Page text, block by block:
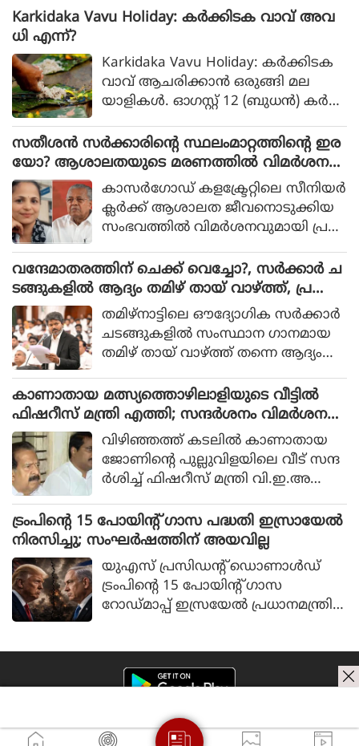
Karkidaka Vavu Holiday: കർക്കിടക വാവ് അവ
ധി എന്ന്?
Karkidaka Vavu Holiday: കർക്കിടക
വാവ് ആചരിക്കാൻ ഒരുങ്ങി മല
യാളികൾ. ഓഗസ്റ്റ് 12 (ബുധൻ) കർ
ക്കടകം 27 നാണ് കർക്കടക വാവ്.
അന്ന് സംസ്ഥാനത്ത് പൊതു അവ
ധിയാണ്. കർക്കടക മാസം അവ
സാനിക്കുക ഓഗസ്റ്റ് 16 ഞായറാഴ്ച
യാണ്. ഓഗസ്റ്റ് 17 നാണ് ചിങ്ങം ഒന്ന്
വരുന്നത്.
സതീശൻ സർക്കാരിന്റെ സ്ഥലംമാറ്റത്തിന്റെ ഇര
യോ? ആശാലതയുടെ മരണത്തിൽ വിമർശന
വുമായി പിണറായികാസർഗോഡ് കളക്ട്രേറ്റിലെ സീനിയർ
ക്ലർക്ക് ആശാലത ജീവനൊടുക്കിയ
സംഭവത്തിൽ വിമർശനവുമായി പ്ര
തിപക്ഷ നേതാവ് പിണറായി വിജയ
ൻ. വി.ഡി.സതീശൻ സർക്കാരിന്റെ
രാഷ്ട്രീയ പ്രേരിതമായ സ്ഥലംമാറ്റ
ത്തിന്റെ ഇരയാണ് ആശാലതയെന്ന്
ആരോപണം ഉയർന്നിരുന്നു. ഈ
സാഹചര്യത്തിലാണ് പിണറായിയുടെ
പ്രതികരണം.
വന്ദേമാതരത്തിന് ചെക്ക് വെച്ചോ?, സർക്കാർ ച
ടങ്ങുകളിൽ ആദ്യം തമിഴ് തായ് വാഴ്ത്ത്, പ്ര
മേയം പാസാക്കി തമിഴ്‌നാട്
തമിഴ്നാട്ടിലെ ഔദ്യോഗിക സര്‍ക്കാര്‍
ചടങ്ങുകളില്‍ സംസ്ഥാന ഗാനമായ
തമിഴ് തായ് വാഴ്ത്ത് തന്നെ ആദ്യം
ആലപിക്കണമെന്ന് നിര്‍ബന്ധ
മാക്കികൊണ്ടുള്ള പ്രമേയം തമിഴ്നാട്
നിയമസഭ ഐക്യകണ്‌ഠേനെ
പാസാക്കി.
കാണാതായ മത്സ്യത്തൊഴിലാളിയുടെ വീട്ടിൽ
ഫിഷറീസ് മന്ത്രി എത്തി; സന്ദർശനം വിമർശന
ങ്ങൾക്ക് പിന്നാലെവിഴിഞ്ഞത്ത് കടലിൽ കാണാതായ
ജോണിന്റെ പുല്ലുവിളയിലെ വീട് സന്ദ
ർശിച്ച് ഫിഷറീസ് മന്ത്രി വി.ഇ.അ
ബ്ദുൾ ഗഫൂർ. വകുപ്പ്
തിരിഞ്ഞുനോക്കുന്നില്ലെന്ന വിമർശ
നം രൂക്ഷമായതിനു പിന്നാലെയാണ്
സന്ദർശനം. ആഭ്യന്തരമന്ത്രി രമേശ്
ചെന്നിത്തലയ്‌ക്കൊപ്പമാണ് ഫിഷറീസ്
മന്ത്രി എത്തിയത്. പ്രതിഷേധം ഭയന്ന്
സ്ഥലത്ത് ശക്തമായ പൊലീസ് സുര
ട്രംപിന്റെ 15 പോയിന്റ് ഗാസ പദ്ധതി ഇസ്രായേല്‍
നിരസിച്ചു; സംഘര്‍ഷത്തിന് അയവില്ല
യുഎസ് പ്രസിഡന്റ് ഡൊണാള്‍ഡ്
ട്രംപിന്റെ 15 പോയിന്റ് ഗാസ
റോഡ്മാപ്പ് ഇസ്രയേല്‍ പ്രധാനമന്ത്രി
ക്കൂടില്‍ നിന്ന് ഹമാസിന്റെ
നിരായുധീകരണം, ഇസ്രായേലി
പുതിയ ഭരണ ക്രമീകരണം എന്നിവ
യിലേക്ക് നീങ്ങാനുള്ള ശ്രമങ്ങള്‍ക്ക്